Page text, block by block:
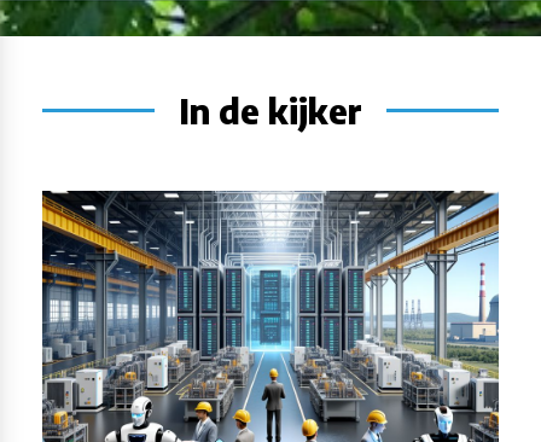
In de kijker